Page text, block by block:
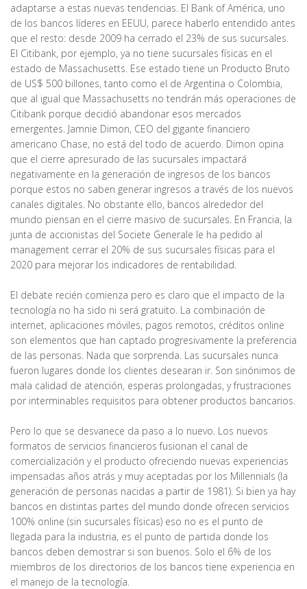
adaptarse a estas nuevas tendencias. El Bank of América, uno
de los bancos líderes en EEUU, parece haberlo entendido antes
que el resto: desde 2009 ha cerrado el 23% de sus sucursales.
El Citibank, por ejemplo, ya no tiene sucursales físicas en el
estado de Massachusetts. Ese estado tiene un Producto Bruto
de US$ 500 billones, tanto como el de Argentina o Colombia,
que al igual que Massachusetts no tendrán más operaciones de
Citibank porque decidió abandonar esos mercados
emergentes. Jamnie Dimon, CEO del gigante financiero
americano Chase, no está del todo de acuerdo. Dimon opina
que el cierre apresurado de las sucursales impactará
negativamente en la generación de ingresos de los bancos
porque estos no saben generar ingresos a través de los nuevos
canales digitales. No obstante ello, bancos alrededor del
mundo piensan en el cierre masivo de sucursales. En Francia, la
junta de accionistas del Societe Generale le ha pedido al
management cerrar el 20% de sus sucursales físicas para el
2020 para mejorar los indicadores de rentabilidad.
El debate recién comienza pero es claro que el impacto de la
tecnología no ha sido ni será gratuito. La combinación de
internet, aplicaciones móviles, pagos remotos, créditos online
son elementos que han captado progresivamente la preferencia
de las personas. Nada que sorprenda. Las sucursales nunca
fueron lugares donde los clientes desearan ir. Son sinónimos de
mala calidad de atención, esperas prolongadas, y frustraciones
por interminables requisitos para obtener productos bancarios.
Pero lo que se desvanece da paso a lo nuevo. Los nuevos
formatos de servicios financieros fusionan el canal de
comercialización y el producto ofreciendo nuevas experiencias
impensadas años atrás y muy aceptadas por los Millennials (la
generación de personas nacidas a partir de 1981). Si bien ya hay
bancos en distintas partes del mundo donde ofrecen servicios
100% online (sin sucursales físicas) eso no es el punto de
llegada para la industria, es el punto de partida donde los
bancos deben demostrar si son buenos. Solo el 6% de los
miembros de los directorios de los bancos tiene experiencia en
el manejo de la tecnología.